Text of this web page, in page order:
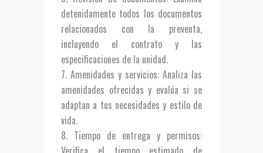
detenidamente todos los documentos
relacionados con la preventa,
incluyendo el contrato y las
especificaciones de la unidad.
Amenidades y servicios: Analiza las
amenidades ofrecidas y evalúa si se
adaptan a tus necesidades y estilo de
vida.
Tiempo de entrega y permisos: